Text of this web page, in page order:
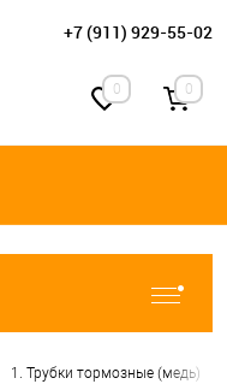
+7 (911) 929-55-02
0 0
1. Трубки тормозные (медь)